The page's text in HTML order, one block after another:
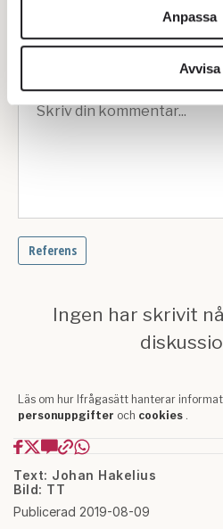
för sociala medier och
vidarebefordrar även sådana
information från din enhet till de
annons- och analysföretag som
Dessa kan i sin tur kombinera
Anpassa
Avvisa
Text: Johan Hakelius
Bild: TT
Publicerad 2019-08-09